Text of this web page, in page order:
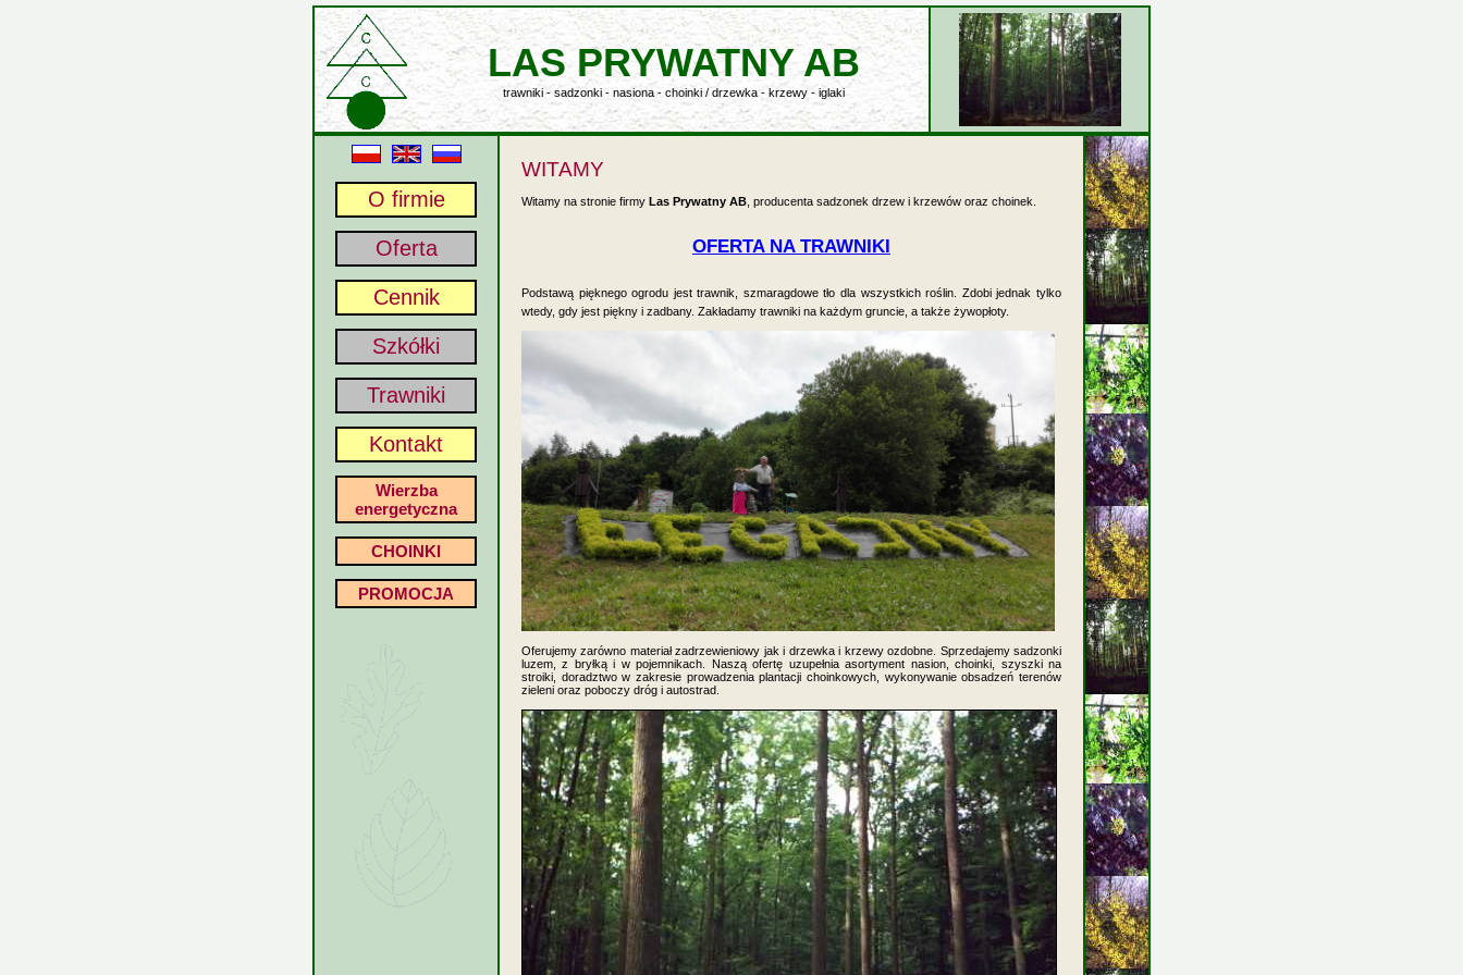
LAS PRYWATNY AB
trawniki - sadzonki - nasiona - choinki / drzewka - krzewy - iglaki
O firmie
Oferta
Cennik
Szkółki
Trawniki
Kontakt
Wierzba
energetyczna
CHOINKI
PROMOCJA
WITAMY
Witamy na stronie firmy Las Prywatny AB , producenta sadzonek drzew i krzewów oraz choinek.
OFERTA NA TRAWNIKI
Podstawą pięknego ogrodu jest trawnik, szmaragdowe tło dla wszystkich roślin. Zdobi jednak tylko
wtedy, gdy jest piękny i zadbany. Zakładamy trawniki na każdym gruncie, a także żywopłoty.
Oferujemy zarówno materiał zadrzewieniowy jak i drzewka i krzewy ozdobne. Sprzedajemy sadzonki
luzem, z bryłką i w pojemnikach. Naszą ofertę uzupełnia asortyment nasion, choinki, szyszki na
stroiki, doradztwo w zakresie prowadzenia plantacji choinkowych, wykonywanie obsadzeń terenów
zieleni oraz poboczy dróg i autostrad.